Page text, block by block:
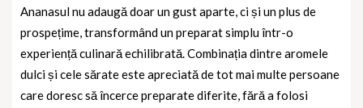
Ananasul nu adaugă doar un gust aparte, ci și un plus de
prospețime, transformând un preparat simplu într-o
experiență culinară echilibrată. Combinația dintre aromele
dulci și cele sărate este apreciată de tot mai multe persoane
care doresc să încerce preparate diferite, fără a folosi